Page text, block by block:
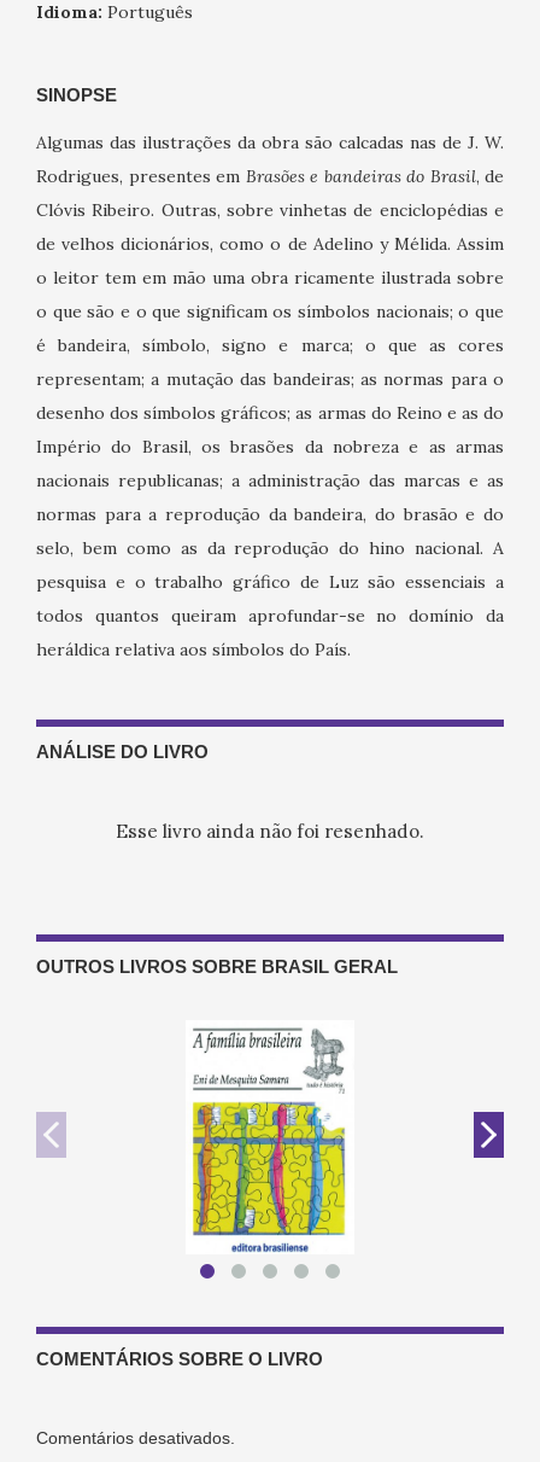
Idioma: Português
SINOPSE
Algumas das ilustrações da obra são calcadas nas de J. W.
Rodrigues, presentes em Brasões e bandeiras do Brasil, de
Clóvis Ribeiro. Outras, sobre vinhetas de enciclopédias e
de velhos dicionários, como o de Adelino y Mélida. Assim
o leitor tem em mão uma obra ricamente ilustrada sobre
o que são e o que significam os símbolos nacionais; o que
é bandeira, símbolo, signo e marca; o que as cores
representam; a mutação das bandeiras; as normas para o
desenho dos símbolos gráficos; as armas do Reino e as do
Império do Brasil, os brasões da nobreza e as armas
nacionais republicanas; a administração das marcas e as
normas para a reprodução da bandeira, do brasão e do
selo, bem como as da reprodução do hino nacional. A
pesquisa e o trabalho gráfico de Luz são essenciais a
todos quantos queiram aprofundar-se no domínio da
heráldica relativa aos símbolos do País.
ANÁLISE DO LIVRO
Esse livro ainda não foi resenhado.
OUTROS LIVROS SOBRE BRASIL GERAL
COMENTÁRIOS SOBRE O LIVRO
Comentários desativados.